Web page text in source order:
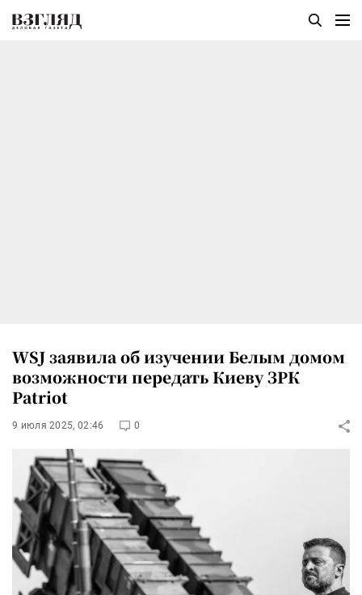
WSJ заявила об изучении Белым домом
возможности передать Киеву ЗРК
Patriot
9 июля 2025, 02:46 0